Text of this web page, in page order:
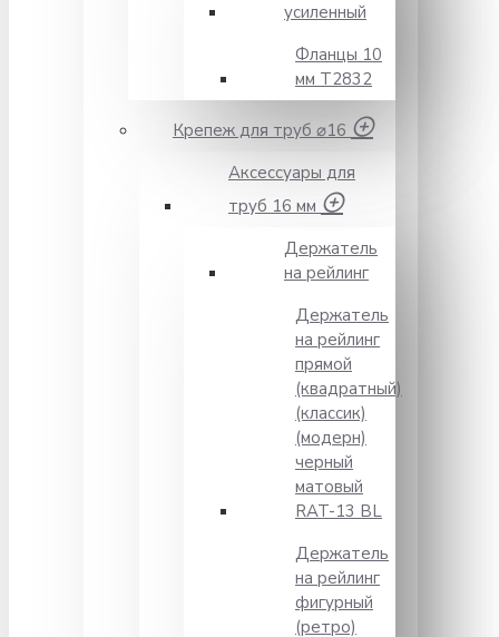
усиленный
Фланцы 10
мм Т2832
Крепеж для труб ⌀16
Аксессуары для
труб 16 мм
Держатель
на рейлинг
Держатель
на рейлинг
прямой
(квадратный)
(классик)
(модерн)
черный
матовый
RAT-13 BL
Держатель
на рейлинг
фигурный
(ретро)